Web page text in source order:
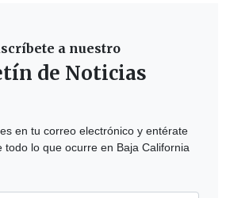
a nuestro
de Noticias
en tu correo electrónico y entérate
todo lo que ocurre en Baja California